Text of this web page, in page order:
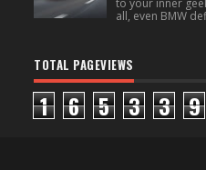
to your inner
all, even BMW
TOTAL PAGEVIEWS
1 6 5 3 3 9